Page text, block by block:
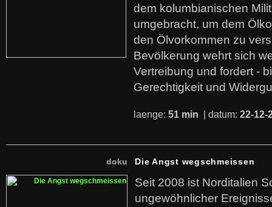
dem kolumbianischen
umgebracht, um dem
den Ölvorkommen zu
Bevölkerung wehrt sich
Vertreibung und fordert -
Gerechtigkeit und
laenge: 51 min | datum: 22-12-
doku Die Angst wegschmeissen
Seit 2008 ist Norditalien
ungewöhnlicher